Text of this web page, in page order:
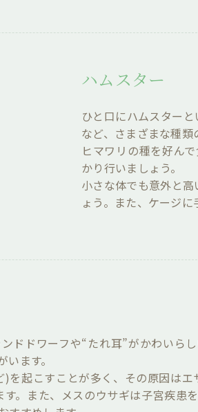
ハムスター
ひと口にハムスター
など、さまざまな種類
ヒマワリの種を好ん
かり行いましょう。
小さな体でも意外と
ょう。また、ケージ
ドドワーフや“たれ耳”がかわいら
ます。
を起こすことが多く、その原因は
。また、メスのウサギは子宮疾患を